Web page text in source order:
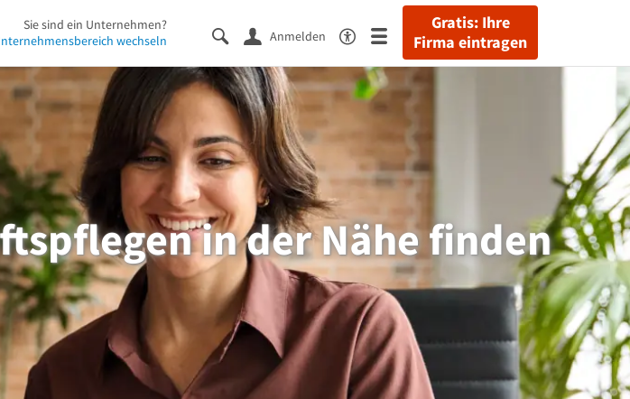
Gratis: Ihre
Firma eintragen
Anmelden
Sie sind ein Unternehmen?
wechseln
in der Nähe finden